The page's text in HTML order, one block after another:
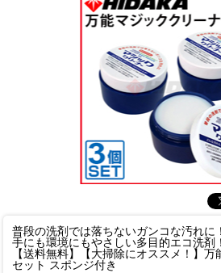
普段の洗剤では落ちないガンコな汚れに！
手にも環境にもやさしい多目的エコ洗剤！
【送料無料】【大掃除にオススメ！】
セット スポンジ付き